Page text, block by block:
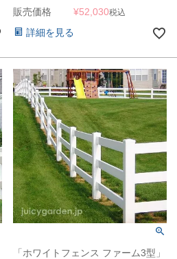
販売価格
¥52,030税込
詳細を見る
「ホワイトフェンス ファーム3型」